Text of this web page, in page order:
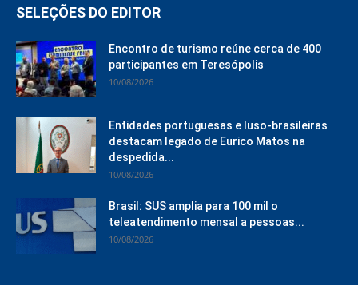
SELEÇÕES DO EDITOR
Encontro de turismo reúne cerca de 400
participantes em Teresópolis
10/08/2026
Entidades portuguesas e luso-brasileiras
destacam legado de Eurico Matos na
despedida...
10/08/2026
Brasil: SUS amplia para 100 mil o
teleatendimento mensal a pessoas...
10/08/2026